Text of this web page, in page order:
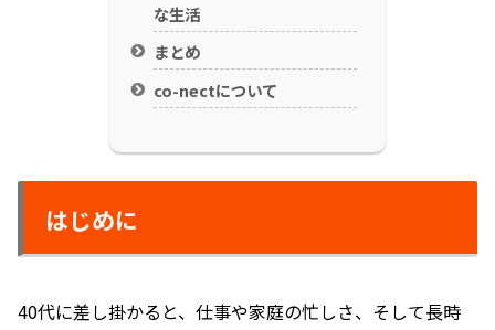
な生活
まとめ
co-nectについて
はじめに
40代に差し掛かると、仕事や家庭の忙しさ、そして長時